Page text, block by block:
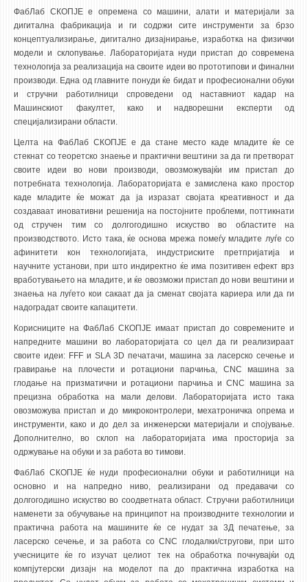
АКТИ
ИНФОРМАЦИИ ОД ЈАВЕН КАРАКТЕР
АНКЕТИ И САМОЕВАЛУАЦИИ
ЗАВРШНИ СМЕТКИ
ТЕЛЕФОНСКИ ИМЕНИК
ALUMNI MFS
ИЗВЕСТУВАЊА
НАСТАВЕН КАДАР
РЕДОВНИ ПРОФ.
ВОНРЕДНИ ПРОФ.
ДОЦЕНТИ
АСИСТЕНТИ
ЛЕКТОРИ
ЛАБОРАНТИ
ПЕНЗИОНИРАН КАДАР
IN MEMORIAM
СТУДИИ
I ЦИКЛУС - ДОДИПЛОМСКИ
II ЦИКЛУС - ПОСЛЕДИПЛОМСКИ
III ЦИКЛУС - ДОКТОРСКИ
МЕЃУНАРОДНА РАЗМЕНА
ЕКВИВАЛЕНЦИИ ОД СТАРИ СТУДИСКИ ПРОГРАМИ
ОГЛАСНА ТАБЛА
СООПШТЕНИЈА
ФабЛаб СКОПЈЕ е опремена со машини, алати и материјали за
дигитална фабрикација и ги содржи сите инструменти за брзо
концептуализирање, дигитално дизајнирање, изработка на физички
модели и склопување. Лабораторијата нуди пристап до современа
технологија за реализација на своите идеи во прототипови и финални
производи. Една од главните понуди ќе бидат и професионални обуки
и стручни работилници спроведени од наставниот кадар на
Машинскиот факултет, како и надворешни експерти од
специјализирани области.
Целта на ФабЛаб СКОПЈЕ е да стане место каде младите ќе се
стекнат со теоретско знаење и практични вештини за да ги претворат
своите идеи во нови производи, овозможувајќи им пристап до
потребната технологија. Лабораторијата е замислена како простор
каде младите ќе можат да ја изразат својата креативност и да
создаваат иновативни решенија на постојните проблеми, поттикнати
од стручен тим со долгогодишно искуство во областите на
производството. Исто така, ќе основа мрежа помеѓу младите луѓе со
афинитети кон технологијата, индустриските претпријатија и
научните установи, при што индиректно ќе има позитивен ефект врз
вработувањето на младите, и ќе овозможи пристап до нови вештини и
знаења на луѓето кои сакаат да ја сменат својата кариера или да ги
надоградат своите капацитети.
Корисниците на ФабЛаб СКОПЈЕ имаат пристап до современите и
напредните машини во лабораторијата со цел да ги реализираат
своите идеи: FFF и SLA 3D печатачи, машина за ласерско сечење и
гравирање на плочести и ротациони парчиња, CNC машина за
глодање на призматични и ротациони парчиња и CNC машина за
прецизна обработка на мали делови. Лабораторијата исто така
овозможува пристап и до микроконтролери, мехатроничка опрема и
инструменти, како и до дел за инженерски материјали и спојување.
Дополнително, во склоп на лабораторијата има просторија за
одржување на обуки и за работа во тимови.
ФабЛаб СКОПЈЕ ќе нуди професионални обуки и работилници на
основно и на напредно ниво, реализирани од предавачи со
долгогодишно искуство во соодветната област. Стручни работилници
наменети за обучување на принципот на производните технологии и
практична работа на машините ќе се нудат за 3Д печатење, за
ласерско сечење, и за работа со CNC глодалки/стругови, при што
учесниците ќе го изучат целиот тек на обработка почнувајќи од
компјутерски дизајн на моделот па до практична изработка на